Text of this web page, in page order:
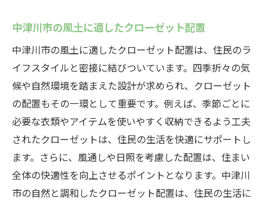
中津川市の風土に適したクローゼット配置
中津川市の風土に適したクローゼット配置は、住民のラ
イフスタイルと密接に結びついています。四季折々の気
候や自然環境を踏まえた設計が求められ、クローゼット
の配置もその一環として重要です。例えば、季節ごとに
必要な衣類やアイテムを使いやすく収納できるよう工夫
されたクローゼットは、住民の生活を快適にサポートし
ます。さらに、風通しや日照を考慮した配置は、住まい
全体の快適性を向上させるポイントとなります。中津川
市の自然と調和したクローゼット配置は、住民の生活に